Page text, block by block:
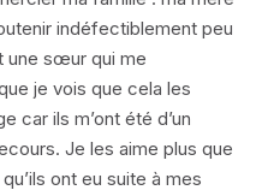
indéfectiblement peu
une sœur qui me
je vois que cela les
car ils m’ont été d’un
Je les aime plus que
ont eu suite à mes